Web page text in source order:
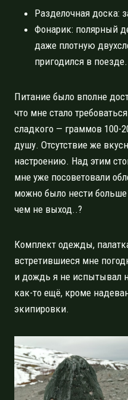
Разделочная доска:
Фонарик: полярный
даже плотную
пригодился в поезде.
Питание было вполне
что мне стало
сладкого — граммов 100-
душу. Отсутствие же
настроению. Над этим
мне уже посоветовали
можно было нести
чем не выход..?
Комплект одежды,
встретившиеся мне
и дождь я не испытывал
как-то ещё, кроме
экипировки.